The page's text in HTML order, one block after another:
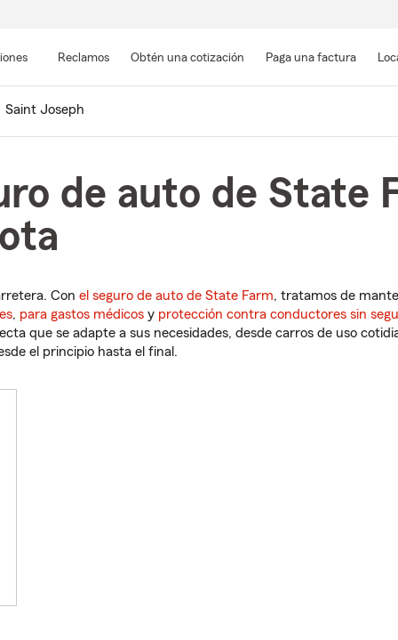
contenido
Reclamos Obtén una cotización Paga una factura
Saint Joseph
de auto de State
Con el seguro de auto de State Farm, tratamos de
, para gastos médicos y protección contra conductores sin
que se adapte a sus necesidades, desde carros de uso
el principio hasta el final.